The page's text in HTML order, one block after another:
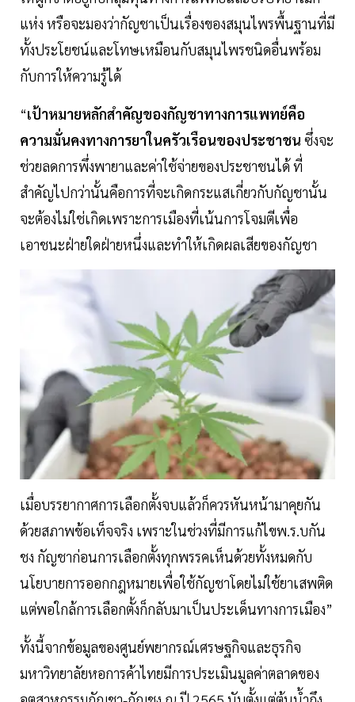
แห่ง หรือจะมองว่ากัญชาเป็นเรื่องของสมุนไพรพื้นฐานที่มี
ทั้งประโยชน์และโทษเหมือนกับสมุนไพรชนิดอื่นพร้อม
กับการให้ความรู้ได้
“เป้าหมายหลักสำคัญของกัญชาทางการแพทย์คือ
ความมั่นคงทางการยาในครัวเรือนของประชาชน ซึ่งจะ
ช่วยลดการพึ่งพายาและค่าใช้จ่ายของประชาชนได้ ที่
สำคัญไปกว่านั้นคือการที่จะเกิดกระแสเกี่ยวกับกัญชานั้น
จะต้องไม่ใช่เกิดเพราะการเมืองที่เน้นการโจมตีเพื่อ
เอาชนะฝ่ายใดฝ่ายหนึ่งและทำให้เกิดผลเสียของกัญชา
เมื่อบรรยากาศการเลือกตั้งจบแล้วก็ควรหันหน้ามาคุยกัน
ด้วยสภาพข้อเท็จจริง เพราะในช่วงที่มีการแก้ไขพ.ร.บกัน
ชง กัญชาก่อนการเลือกตั้งทุกพรรคเห็นด้วยทั้งหมดกับ
นโยบายการออกกฎหมายเพื่อใช้กัญชาโดยไม่ใช้ยาเสพติด
แต่พอใกล้การเลือกตั้งก็กลับมาเป็นประเด็นทางการเมือง”
ทั้งนี้จากข้อมูลของศูนย์พยากรณ์เศรษฐกิจและธุรกิจ
มหาวิทยาลัยหอการค้าไทยมีการประเมินมูลค่าตลาดของ